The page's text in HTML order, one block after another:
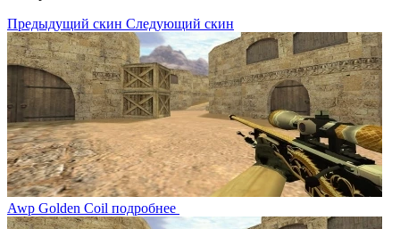
Предыдущий скин Следующий скин
Awp Golden Coil подробнее